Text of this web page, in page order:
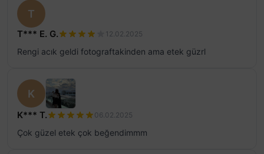
T
T*** E. G. 12.02.2025
Rengi acık geldi fotograftakinden ama etek güzrl
K
K*** T. 06.02.2025
Çok güzel etek çok beğendimmm